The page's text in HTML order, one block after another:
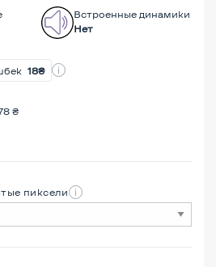
Встроенные динамики
Нет
18₴
₴
пиксели